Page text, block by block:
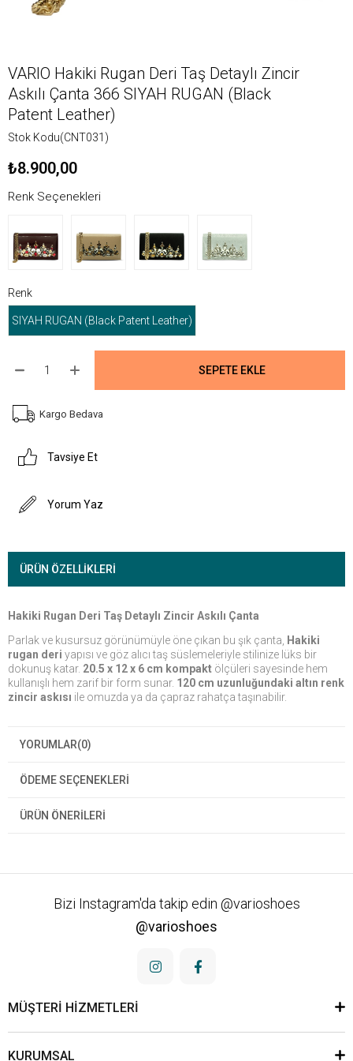
VARIO Hakiki Rugan Deri Taş Detaylı Zincir
Askılı Çanta 366 SIYAH RUGAN (Black
Patent Leather)
Stok Kodu(CNT031)
₺8.900,00
Renk Seçenekleri
Renk
SIYAH RUGAN (Black Patent Leather)
Kargo Bedava
Tavsiye Et
Yorum Yaz
ÜRÜN ÖZELLIKLERI
Hakiki Rugan Deri Taş Detaylı Zincir Askılı Çanta
Parlak ve kusursuz görünümüyle öne çıkan bu şık çanta,
Hakiki
rugan deri yapısı ve göz alıcı taş süslemeleriyle stilinize lüks bir
dokunuş katar. 20.5 x 12 x 6 cm kompakt ölçüleri sayesinde hem
kullanışlı hem zarif bir form sunar. 120 cm uzunluğundaki altın renk
zincir askısı ile omuzda ya da çapraz rahatça taşınabilir.
YORUMLAR(0)
ÖDEME SEÇENEKLERI
ÜRÜN ÖNERILERI
Bizi Instagram'da takip edin @varioshoes
@varioshoes
MÜŞTERİ HİZMETLERİ
KURUMSAL